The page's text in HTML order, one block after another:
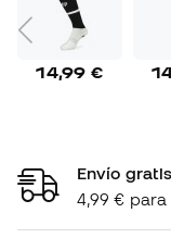
14,99 €
Envío
4,99 €